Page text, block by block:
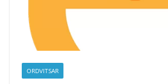
ORDVITSAR